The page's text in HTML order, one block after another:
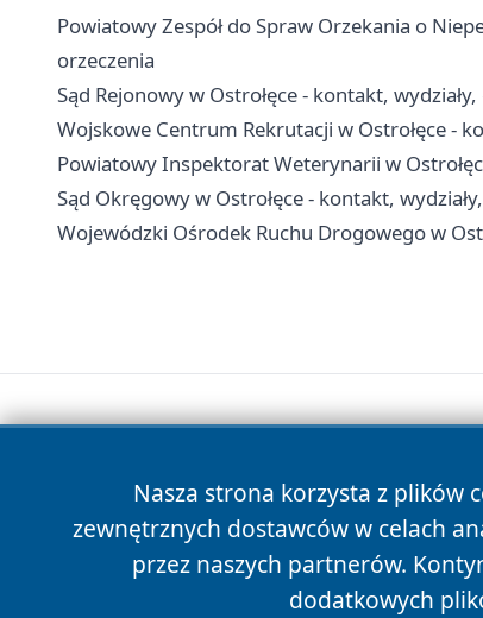
Powiatowy Zespół do Spraw Orzekania o
orzeczenia
Sąd Rejonowy w Ostrołęce - kontakt,
Wojskowe Centrum Rekrutacji w Ostrołęce -
Powiatowy Inspektorat Weterynarii w
Sąd Okręgowy w Ostrołęce - kontakt,
Wojewódzki Ośrodek Ruchu Drogowego w
Nasza strona korzysta z plików
zewnętrznych dostawców w celach
przez naszych partnerów.
dodatkowych